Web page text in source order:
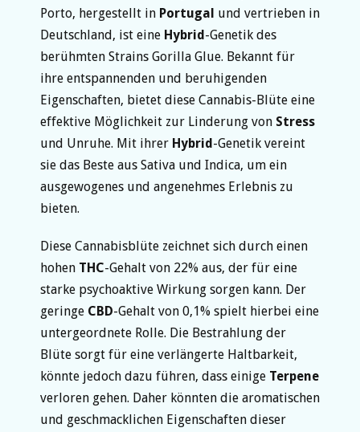
Porto, hergestellt in Portugal und vertrieben in
Deutschland, ist eine Hybrid-Genetik des
berühmten Strains Gorilla Glue. Bekannt für
ihre entspannenden und beruhigenden
Eigenschaften, bietet diese Cannabis-Blüte eine
effektive Möglichkeit zur Linderung von Stress
und Unruhe. Mit ihrer Hybrid-Genetik vereint
sie das Beste aus Sativa und Indica, um ein
ausgewogenes und angenehmes Erlebnis zu
bieten.
Diese Cannabisblüte zeichnet sich durch einen
hohen THC-Gehalt von 22% aus, der für eine
starke psychoaktive Wirkung sorgen kann. Der
geringe CBD-Gehalt von 0,1% spielt hierbei eine
untergeordnete Rolle. Die Bestrahlung der
Blüte sorgt für eine verlängerte Haltbarkeit,
könnte jedoch dazu führen, dass einige Terpene
verloren gehen. Daher könnten die aromatischen
und geschmacklichen Eigenschaften dieser